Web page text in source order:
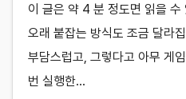
이 글은 약 4 분 정도면 읽을
오래 붙잡는 방식도 조금 달라
부담스럽고, 그렇다고 아무 게
번 실행한…